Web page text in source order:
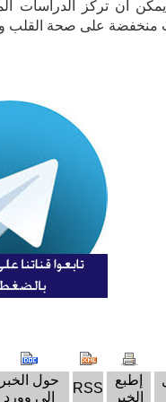
أن تركز الدراسات
منخفضة على صحة القلب
إطبع
الخبر
RSS
حول الخبر
إلى وورد